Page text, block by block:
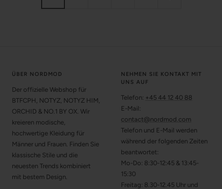
ÜBER NORDMOD
Der offizielle Webshop für
BTFCPH, NOTYZ, NOTYZ HIM,
ORCHID & NO.1 BY OX. Wir
kreieren modische,
hochwertige Kleidung für
Männer und Frauen. Finden Sie
klassische Stile und die
neuesten Trends kombiniert
mit bestem Design.
NEHMEN SIE KONTAKT MIT
UNS AUF
Telefon: +45 44 12 40 88
E-Mail:
contact@nordmod.com
Telefon und E-Mail werden
während der folgenden Zeiten
beantwortet:
Mo-Do: 8:30-12:45 & 13:45-
15:30
Freitag: 8.30-12.45 Uhr und